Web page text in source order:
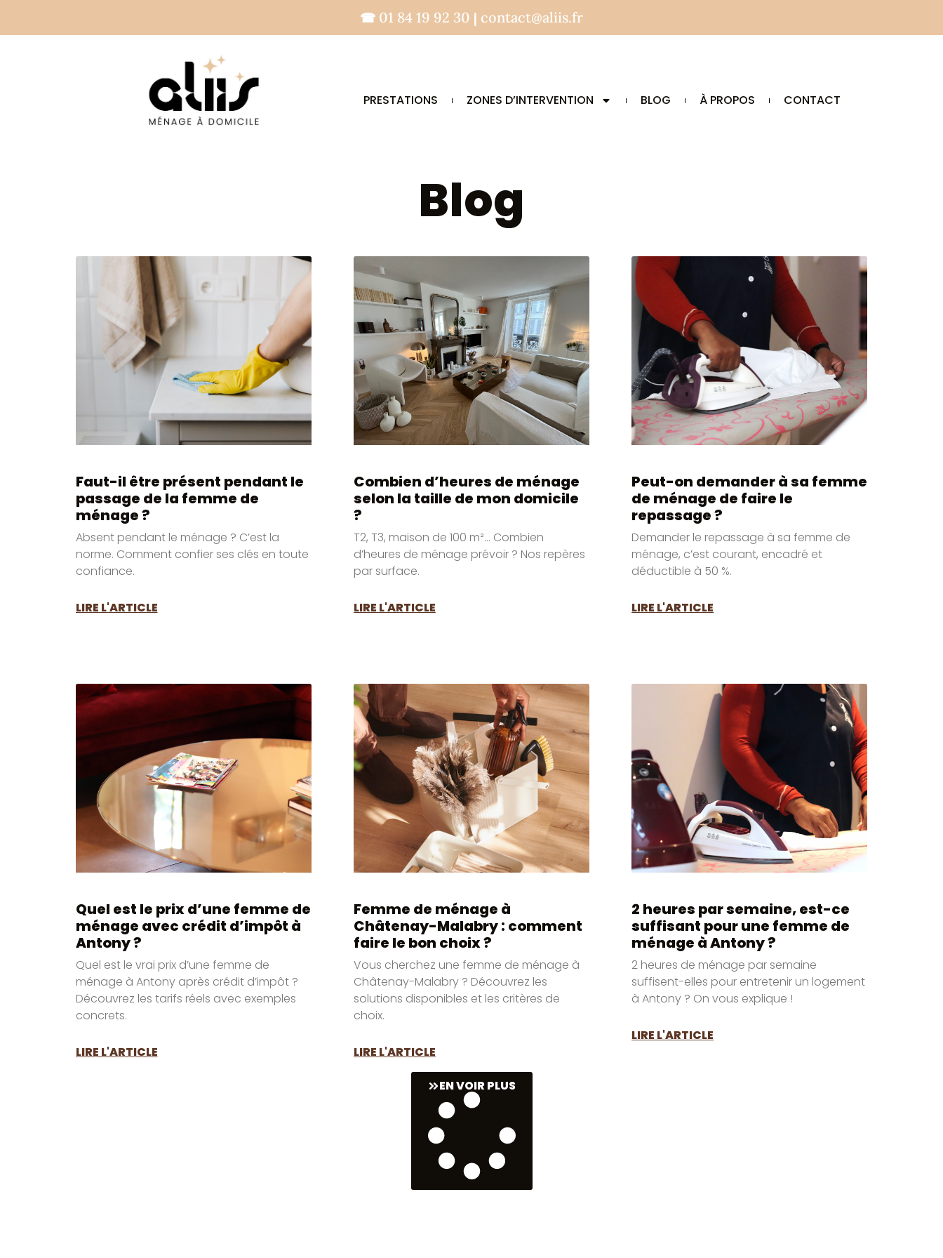
☎ 01 84 19 92 30 | contact@aliis.fr
PRESTATIONS ZONES D’INTERVENTION BLOG À PROPOS CONTACT
Blog
Faut-il être présent pendant le
passage de la femme de
ménage ?
Absent pendant le ménage ? C’est la
norme. Comment confier ses clés en toute
confiance.
LIRE L'ARTICLE
Combien d’heures de ménage
selon la taille de mon domicile
?
T2, T3, maison de 100 m²… Combien
d’heures de ménage prévoir ? Nos repères
par surface.
LIRE L'ARTICLE
Peut-on demander à sa femme
de ménage de faire le
repassage ?
Demander le repassage à sa femme de
ménage, c’est courant, encadré et
déductible à 50 %.
LIRE L'ARTICLE
Quel est le prix d’une femme de
ménage avec crédit d’impôt à
Antony ?
Quel est le vrai prix d’une femme de
ménage à Antony après crédit d’impôt ?
Découvrez les tarifs réels avec exemples
concrets.
LIRE L'ARTICLE
Femme de ménage à
Châtenay-Malabry : comment
faire le bon choix ?
Vous cherchez une femme de ménage à
Châtenay-Malabry ? Découvrez les
solutions disponibles et les critères de
choix.
LIRE L'ARTICLE
2 heures par semaine, est-ce
suffisant pour une femme de
ménage à Antony ?
2 heures de ménage par semaine
suffisent-elles pour entretenir un logement
à Antony ? On vous explique !
LIRE L'ARTICLE
EN VOIR PLUS